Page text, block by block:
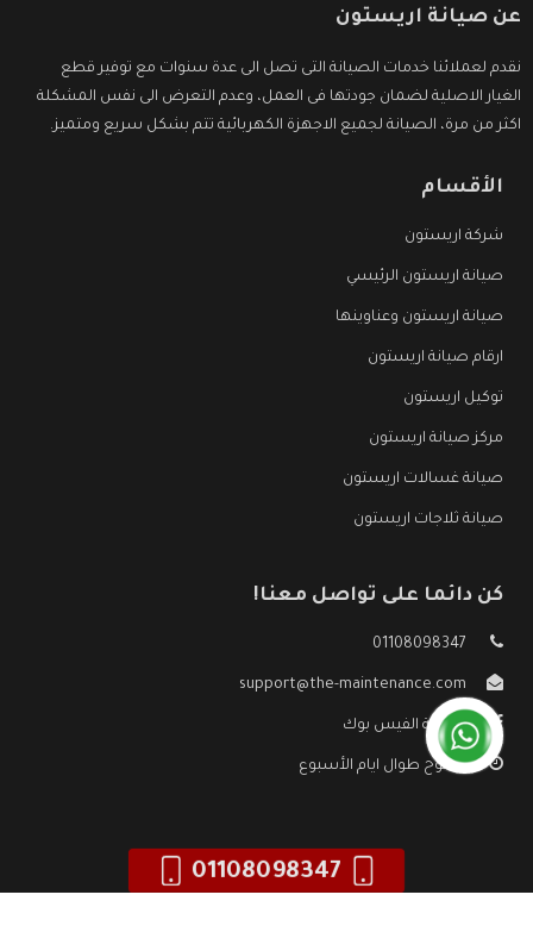
عن صيانة اريستون
نقدم لعملائنا خدمات الصيانة التى تصل الى عدة سنوات مع توفير قطع
الغيار الاصلية لضمان جودتها فى العمل، وعدم التعرض الى نفس المشكلة
اكثر من مرة، الصيانة لجميع الاجهزة الكهربائية تتم بشكل سريع ومتميز.
الأقسام
شركة اريستون
صيانة اريستون الرئيسي
صيانة اريستون وعناوينها
ارقام صيانة اريستون
توكيل اريستون
مركز صيانة اريستون
صيانة غسالات اريستون
صيانة ثلاجات اريستون
كن دائما على تواصل معنا!
01108098347
support@the-maintenance.com
صفحة الفيس بوك
مفتوح طوال ايام الأسبوع
01108098347